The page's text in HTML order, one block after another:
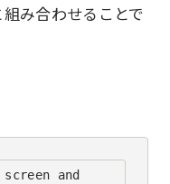
み合わせることで
screen and